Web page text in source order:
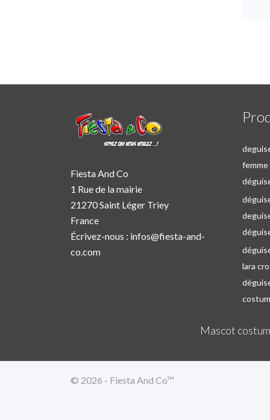
Fiesta And Co
1 Rue de la mairie
21270 Saint Léger Triey
France
Écrivez-nous : infos@fiesta-and-
co.com
femme
lara
Mascot
© 2026 - Fiesta And Co™